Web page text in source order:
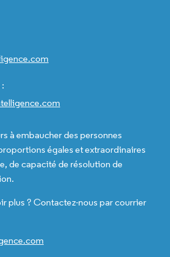
à embaucher des personnes
égales et extraordinaires
de capacité de résolution de
plus ? Contactez-nous par courrier